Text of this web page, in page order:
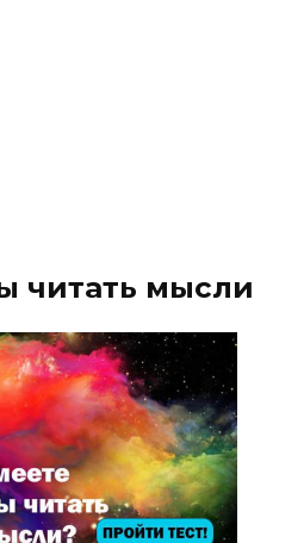
читать мысли